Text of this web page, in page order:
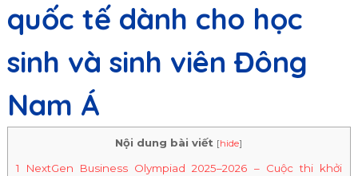
quốc tế dành cho học
sinh và sinh viên Đông
Nam Á
Nội dung bài viết [hide]
1
NextGen Business Olympiad 2025–2026 – Cuộc thi khởi